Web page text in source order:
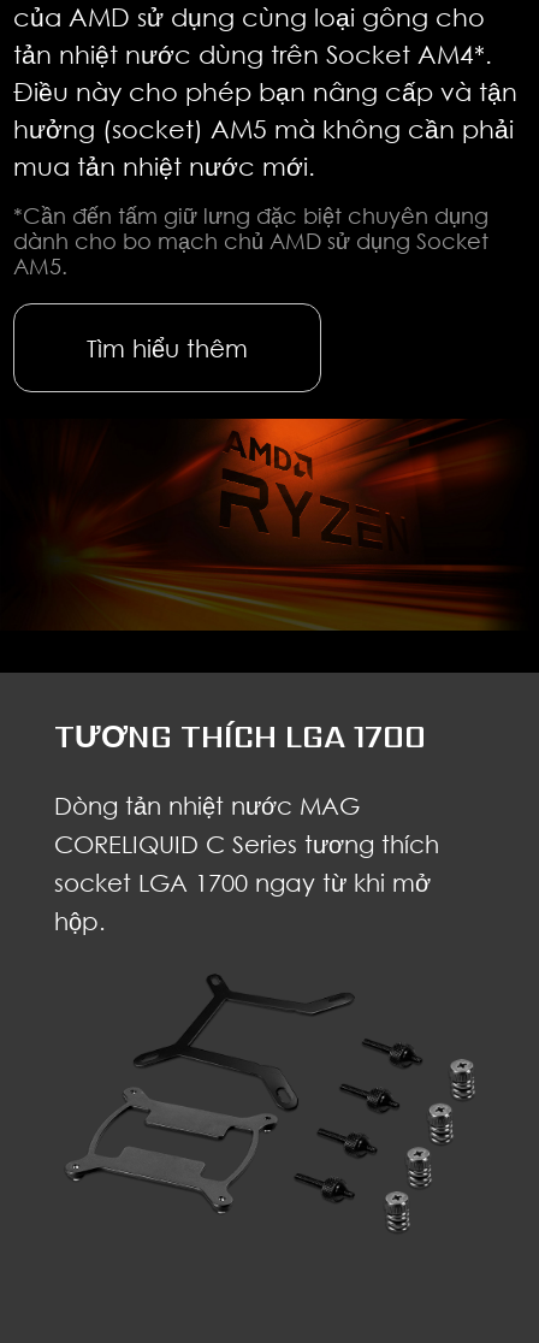
của AMD sử dụng cùng loại gông cho
tản nhiệt nước dùng trên Socket AM4*.
Điều này cho phép bạn nâng cấp và tận
hưởng (socket) AM5 mà không cần phải
mua tản nhiệt nước mới.
*Cần đến tấm giữ lưng đặc biệt chuyên dụng
dành cho bo mạch chủ AMD sử dụng Socket
AM5.
Tìm hiểu thêm
TƯƠNG THÍCH LGA 1700
Dòng tản nhiệt nước MAG
CORELIQUID C Series tương thích
socket LGA 1700 ngay từ khi mở
hộp.